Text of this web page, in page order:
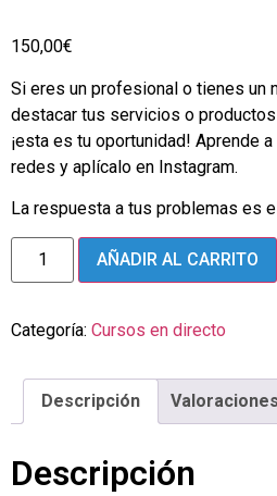
base a
de clientes
150,00€
Si eres un profesional o tienes un
destacar tus servicios o
¡esta es tu oportunidad! Aprende
redes y aplícalo en Instagram.
La respuesta a tus problemas es
AÑADIR AL CARRITO
Categoría: Cursos en directo
Descripción
Descripción